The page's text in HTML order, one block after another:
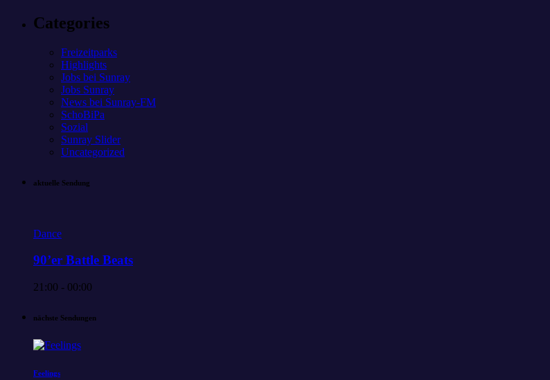
Categories
Freizeitparks
Highlights
Jobs bei Sunray
Jobs Sunray
News bei Sunray-FM
SchoBiPa
Sozial
Sunray Slider
Uncategorized
aktuelle Sendung
Dance
90’er Battle Beats
21:00 - 00:00
nächste Sendungen
Feelings